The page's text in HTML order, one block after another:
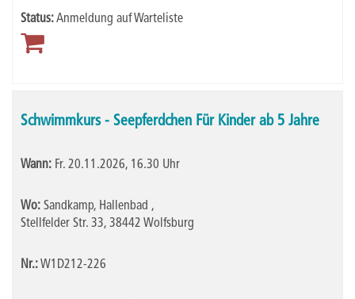
Status:Anmeldung auf Warteliste
Schwimmkurs - Seepferdchen Für Kinder ab 5 Jahre
Wann: Fr. 20.11.2026, 16.30 Uhr
Wo: Sandkamp, Hallenbad ,
Stellfelder Str. 33, 38442 Wolfsburg
Nr.:W1D212-226